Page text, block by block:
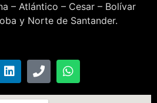
– Atlántico – Cesar – Bolívar
y Norte de Santander.